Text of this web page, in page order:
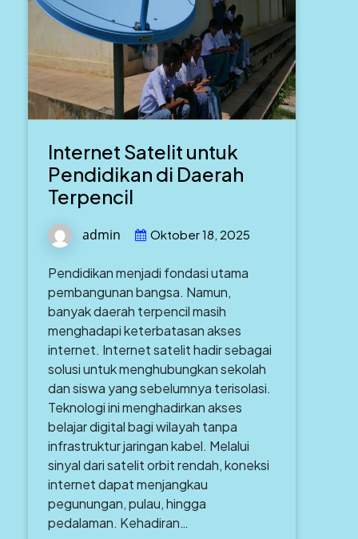
Internet Satelit untuk
Pendidikan di Daerah
Terpencil
admin Oktober 18, 2025
Pendidikan menjadi fondasi utama
pembangunan bangsa. Namun,
banyak daerah terpencil masih
menghadapi keterbatasan akses
internet. Internet satelit hadir sebagai
solusi untuk menghubungkan sekolah
dan siswa yang sebelumnya terisolasi.
Teknologi ini menghadirkan akses
belajar digital bagi wilayah tanpa
infrastruktur jaringan kabel. Melalui
sinyal dari satelit orbit rendah, koneksi
internet dapat menjangkau
pegunungan, pulau, hingga
pedalaman. Kehadiran…